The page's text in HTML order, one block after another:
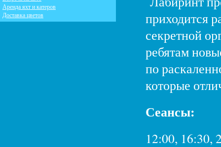
приходится
секретной
ребятам
по
которые
Сеансы:
12:00, 16:30,
Аренда яхт и катеров
Доставка цветов